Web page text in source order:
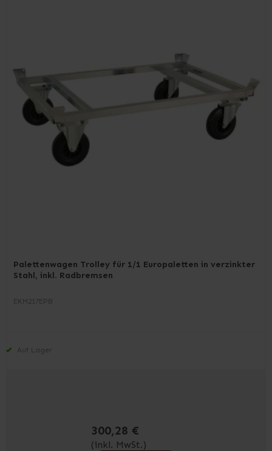
Palettenwagen Trolley für 1/1 Europaletten in verzinkter
Stahl, inkl. Radbremsen
EKM217EPB
Auf Lager
300,28 €
(inkl. MwSt.)